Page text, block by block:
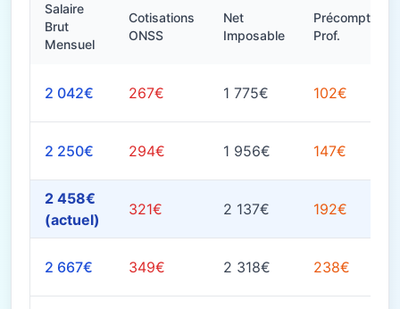
Salaire
Brut
Mensuel
Cotisations
ONSS
Net
Imposable
Précompte
Prof.
2 042€ 267€ 1 775€ 102€
2 250€ 294€ 1 956€ 147€
2 458€
(actuel)
321€ 2 137€ 192€
2 667€ 349€ 2 318€ 238€